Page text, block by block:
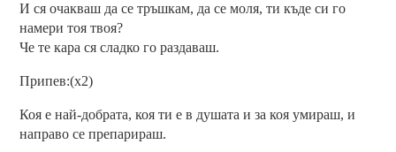
И ся очакваш да се тръшкам, да се моля, ти къде си го
намери тоя твоя?
Че те кара ся сладко го раздаваш.
Припев:(x2)
Коя е най-добрата, коя ти е в душата и за коя умираш, и
направо се препарираш.